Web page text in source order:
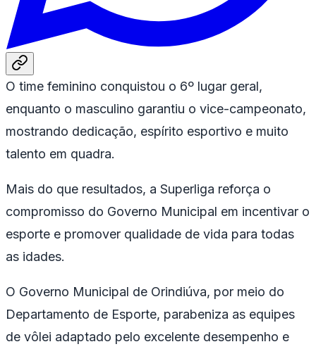
O time feminino conquistou o 6º lugar geral,
enquanto o masculino garantiu o vice-campeonato,
mostrando dedicação, espírito esportivo e muito
talento em quadra.
Mais do que resultados, a Superliga reforça o
compromisso do Governo Municipal em incentivar o
esporte e promover qualidade de vida para todas
as idades.
O Governo Municipal de Orindiúva, por meio do
Departamento de Esporte, parabeniza as equipes
de vôlei adaptado pelo excelente desempenho e